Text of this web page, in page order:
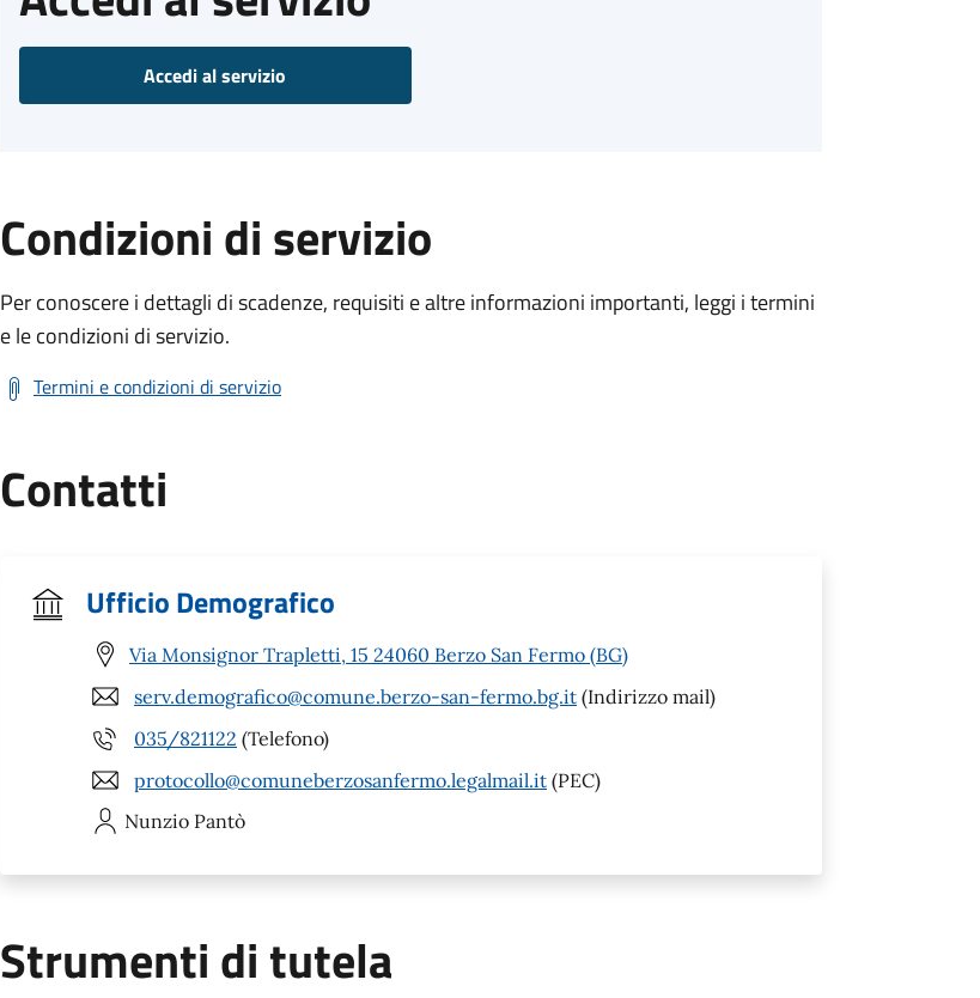
Accedi al servizio
Condizioni di servizio
Per conoscere i dettagli di scadenze, requisiti e altre informazioni importanti, leggi i termini
e le condizioni di servizio.
Termini e condizioni di servizio
Contatti
Ufficio Demografico
Via Monsignor Trapletti, 15 24060 Berzo San Fermo (BG)
serv.demografico@comune.berzo-san-fermo.bg.it (Indirizzo mail)
035/821122 (Telefono)
protocollo@comuneberzosanfermo.legalmail.it (PEC)
Nunzio Pantò
Strumenti di tutela